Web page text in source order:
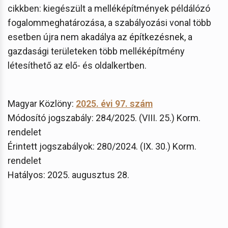
cikkben: kiegészült a melléképítmények példálózó
fogalommeghatározása, a szabályozási vonal több
esetben újra nem akadálya az építkezésnek, a
gazdasági területeken több melléképítmény
létesíthető az elő- és oldalkertben.
Magyar Közlöny: 2025. évi 97. szám
Módosító jogszabály: 284/2025. (VIII. 25.) Korm.
rendelet
Érintett jogszabályok: 280/2024. (IX. 30.) Korm.
rendelet
Hatályos: 2025. augusztus 28.